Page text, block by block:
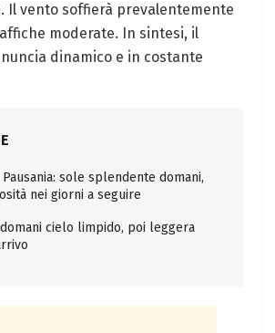
Il vento soffierà prevalentemente
moderate. In sintesi, il
dinamico e in costante
sole splendente domani,
nei giorni a seguire
cielo limpido, poi leggera